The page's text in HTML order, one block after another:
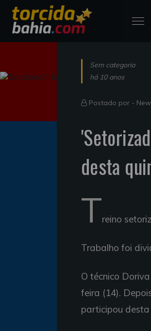
Sem categoria
há 10 anos
Postado por -
desta
Treino
Trabalho foi
O técnico
feira (14).
participou